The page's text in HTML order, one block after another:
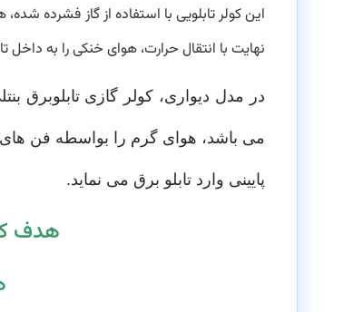
این کولر تابلویی با استفاده از گاز فشرده
نهایت با انتقال حرارت، هوای خنکی را به داخل
در مدل دیواری، کولر گازی تابلوبرق
می باشد، هوای گرم را بواسطه فن
پایینی وارد تابلو برق می نماید.
هدف